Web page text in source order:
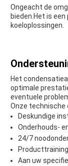
Ongeacht de
bieden.Het is
koeloplossingen.
Het
optimale
eventuele
Onze technische
Deskundige
Onderhouds-
24/7
Aan uw